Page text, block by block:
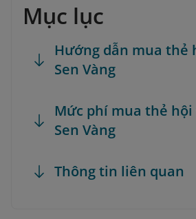
Mục lục
Hướng dẫn mua thẻ
Sen Vàng
Mức phí mua thẻ hội
Sen Vàng
Thông tin liên quan